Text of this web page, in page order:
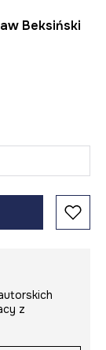
Beksiński
z